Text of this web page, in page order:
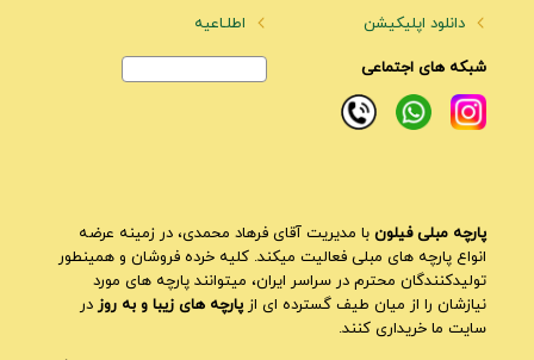
دانلود اپلیکیشن
اطلـاعیه
شبکه های اجتماعی
پارچه مبلی فیلون با مدیریت آقای فرهاد محمدی، در زمینه عرضه
انواع پارچه های مبلی فعالیت میکند. کلیه خرده فروشان و همینطور
تولیدکنندگان محترم در سراسر ایران، میتوانند پارچه های مورد
نیازشان را از میان طیف گسترده ای ازپارچه های زیبا و به روز در
سایت ما خریداری کنند.